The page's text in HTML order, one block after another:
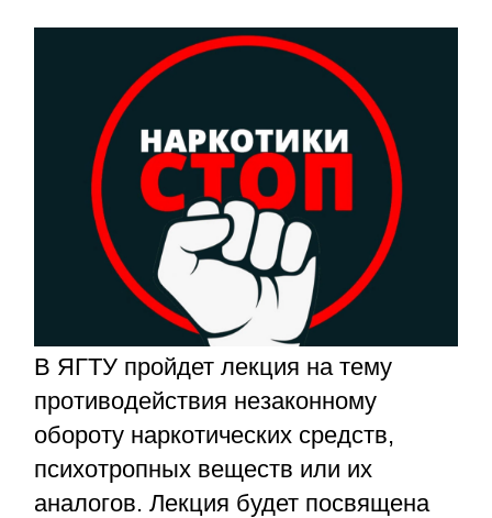
В ЯГТУ пройдет лекция на тему
противодействия незаконному
обороту наркотических средств,
психотропных веществ или их
аналогов. Лекция будет посвящена